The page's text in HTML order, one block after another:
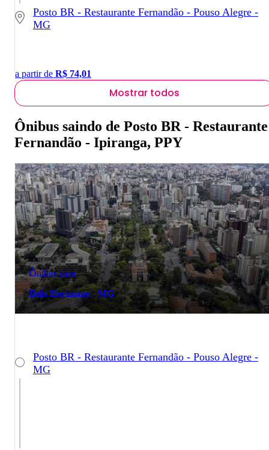
Posto BR - Restaurante Fernandão - Pouso Alegre -
MG
a partir de R$ 74,01
Mostrar todos
Ônibus saindo de Posto BR - Restaurante
Fernandão - Ipiranga, PPY
Ônibus para
Belo Horizonte - MG
Posto BR - Restaurante Fernandão - Pouso Alegre -
MG